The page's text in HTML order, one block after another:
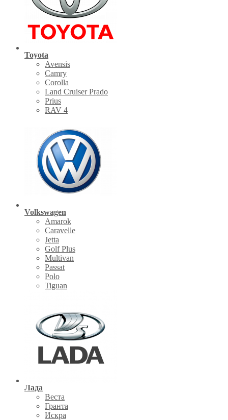
Toyota
Avensis
Camry
Corolla
Land Cruiser Prado
Prius
RAV 4
Volkswagen
Amarok
Caravelle
Jetta
Golf Plus
Multivan
Passat
Polo
Tiguan
Лада
Веста
Гранта
Искра